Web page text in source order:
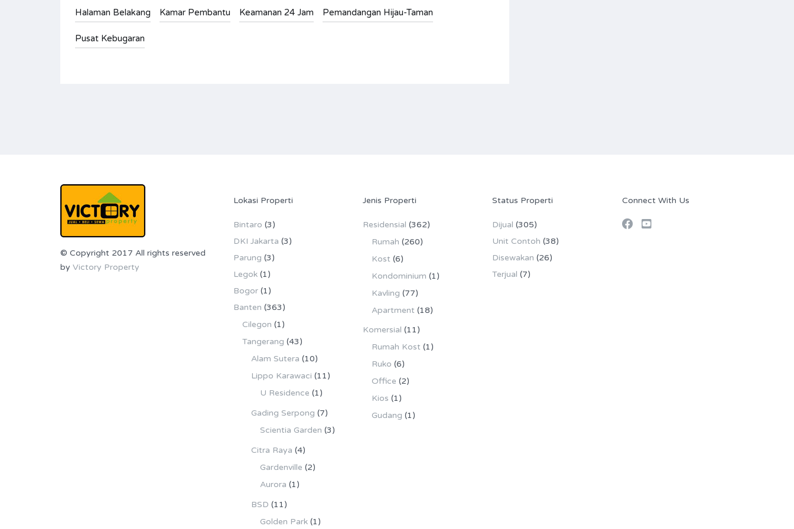
Halaman Belakang Kamar Pembantu Keamanan 24 Jam Pemandangan Hijau-Taman
Pusat Kebugaran
© Copyright 2017 All rights reserved
by Victory Property
Lokasi Properti
Bintaro (3)
DKI Jakarta (3)
Parung (3)
Legok(1)
Bogor(1)
Banten (363)
Cilegon (1)
Tangerang (43)
Alam Sutera (10)
Lippo Karawaci (11)
U Residence (1)
Gading Serpong (7)
Scientia Garden (3)
Citra Raya (4)
Gardenville (2)
Aurora (1)
BSD (11)
Golden Park(1)
Jenis Properti
Residensial (362)
Rumah (260)
Kost (6)
Kondominium (1)
Kavling (77)
Apartment (18)
Komersial (11)
Rumah Kost (1)
Ruko (6)
Office (2)
Kios (1)
Gudang (1)
Status Properti
Dijual (305)
Unit Contoh (38)
Disewakan (26)
Terjual (7)
Connect With Us